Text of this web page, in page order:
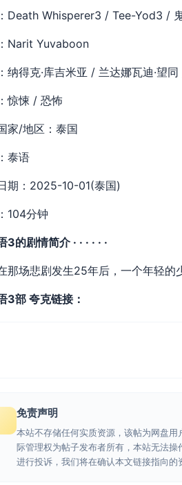
Death Whisperer3 / Tee-Yod3 /
Narit Yuvaboon
纳得克·库吉米亚 / 兰达娜瓦迪·望
惊悚 / 恐怖
家/地区：泰国
泰语
期：2025-10-01(泰国)
104分钟
3的剧情简介 · · · · · ·
场悲剧发生25年后，一个年轻的
3部 夸克链接：
免责声明
本站不存储任何实质资源，该帖为网盘
际管理权为帖子发布者所有，本站无法
进行投诉，我们将在确认本文链接指向的